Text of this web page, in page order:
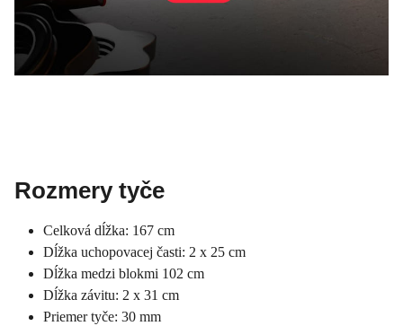
Rozmery tyče
Celková dĺžka: 167 cm
Dĺžka uchopovacej časti: 2 x 25 cm
Dĺžka medzi blokmi 102 cm
Dĺžka závitu: 2 x 31 cm
Priemer tyče: 30 mm